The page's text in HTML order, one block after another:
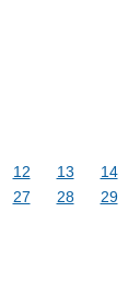
12 13 14
27 28 29